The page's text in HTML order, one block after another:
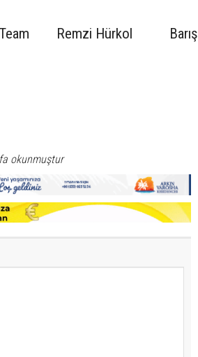
Remzi Hürkol
okunmuştur